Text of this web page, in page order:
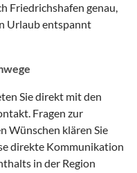
Friedrichshafen genau,
Urlaub entspannt
Sie direkt mit den
Fragen zur
Wünschen klären Sie
direkte Kommunikation
in der Region